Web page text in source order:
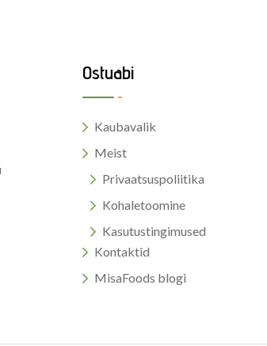
Ostuabi
Kaubavalik
Meist
Privaatsuspoliitika
Kohaletoomine
Kasutustingimused
Kontaktid
MisaFoods blogi